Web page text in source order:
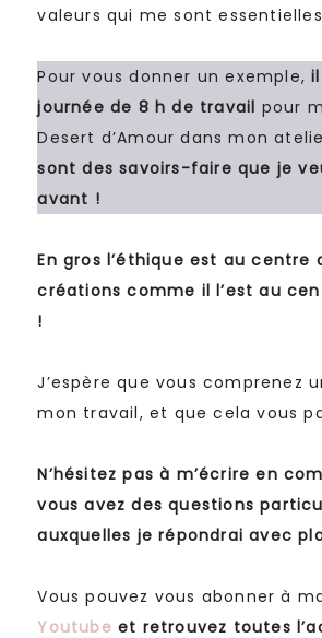
valeurs qui me sont
Pour vous donner un exemple,
journée de 8 h de travail pour
Desert d’Amour dans mon
sont des savoirs-faire que je
avant !
En gros l’éthique est au centre
créations comme il l’est au
!
J’espère que vous comprenez
mon travail, et que cela vous
N’hésitez pas à m’écrire en
vous avez des questions
auxquelles je répondrai avec
Vous pouvez vous abonner à
Youtube et retrouvez toutes